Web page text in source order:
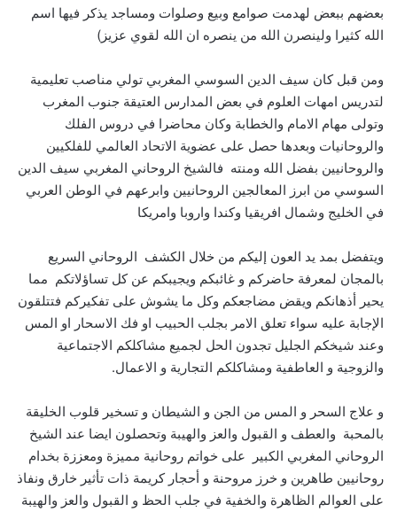
بعضهم ببعض لهدمت صوامع وبيع وصلوات ومساجد يذكر فيها اسم
الله كثيرا ولينصرن الله من ينصره ان الله لقوي عزيز)
ومن قبل كان سيف الدين السوسي المغربي تولي مناصب تعليمية
لتدريس امهات العلوم في بعض المدارس العتيقة جنوب المغرب
وتولى مهام الامام والخطابة وكان محاضرا في دروس الفلك
والروحانيات وبعدها حصل على عضوية الاتحاد العالمي للفلكيين
والروحانيين بفضل الله ومنته فالشيخ الروحاني المغربي سيف الدين
السوسي من ابرز المعالجين الروحانيين وابرعهم في الوطن العربي
في الخليج وشمال افريقيا وكندا واروبا وامريكا
ويتفضل بمد يد العون إليكم من خلال الكشف الروحاني السريع
بالمجان لمعرفة حاضركم و غائبكم ويجيبكم عن كل تساؤلاتكم مما
يحير أذهانكم ويقض مضاجعكم وكل ما يشوش على تفكيركم فتتلقون
الإجابة عليه سواء تعلق الامر بجلب الحبيب او فك الاسحار او المس
وعند شيخكم الجليل تجدون الحل لجميع مشاكلكم الاجتماعية
والزوجية و العاطفية ومشاكلكم التجارية و الاعمال.
و علاج السحر و المس من الجن و الشيطان و تسخير قلوب الخليقة
بالمحبة والعطف و القبول والعز والهيبة وتحصلون ايضا عند الشيخ
الروحاني المغربي الكبير على خواتم روحانية مميزة ومعززة بخدام
روحانيين طاهرين و خرز مروحنة و أحجار كريمة ذات تأثير خارق ونفاذ
على العوالم الظاهرة والخفية في جلب الحظ و القبول والعز والهيبة